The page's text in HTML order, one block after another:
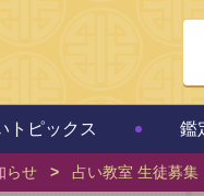
トピックス 鑑
らせ > 占い教室 生徒募